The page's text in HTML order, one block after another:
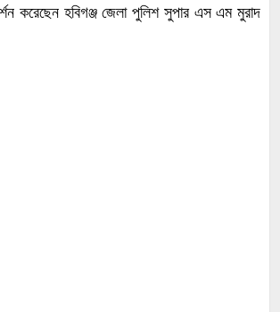
করেছেন হবিগঞ্জ জেলা পুলিশ সুপার এস এম মুরাদ